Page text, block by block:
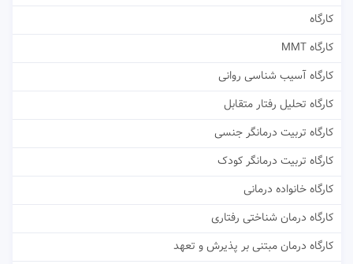
کارگاه
کارگاه MMT
کارگاه آسیب شناسی روانی
کارگاه تحلیل رفتار متقابل
کارگاه تربیت درمانگر جنسی
کارگاه تربیت درمانگر کودک
کارگاه خانواده درمانی
کارگاه درمان شناختی رفتاری
کارگاه درمان مبتنی بر پذیرش و تعهد